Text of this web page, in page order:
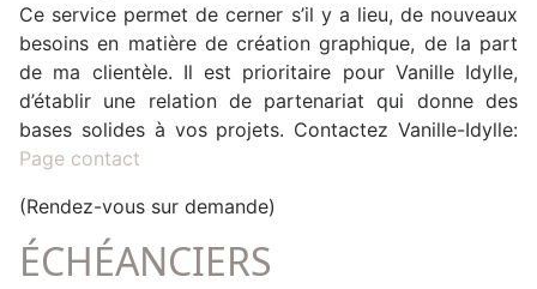
Ce service permet de cerner s’il y a lieu, de nouveaux
besoins en matière de création graphique, de la part
de ma clientèle. Il est prioritaire pour Vanille Idylle,
d’établir une relation de partenariat qui donne des
bases solides à vos projets. Contactez Vanille-Idylle:
Page contact
(Rendez-vous sur demande)
ÉCHÉANCIERS